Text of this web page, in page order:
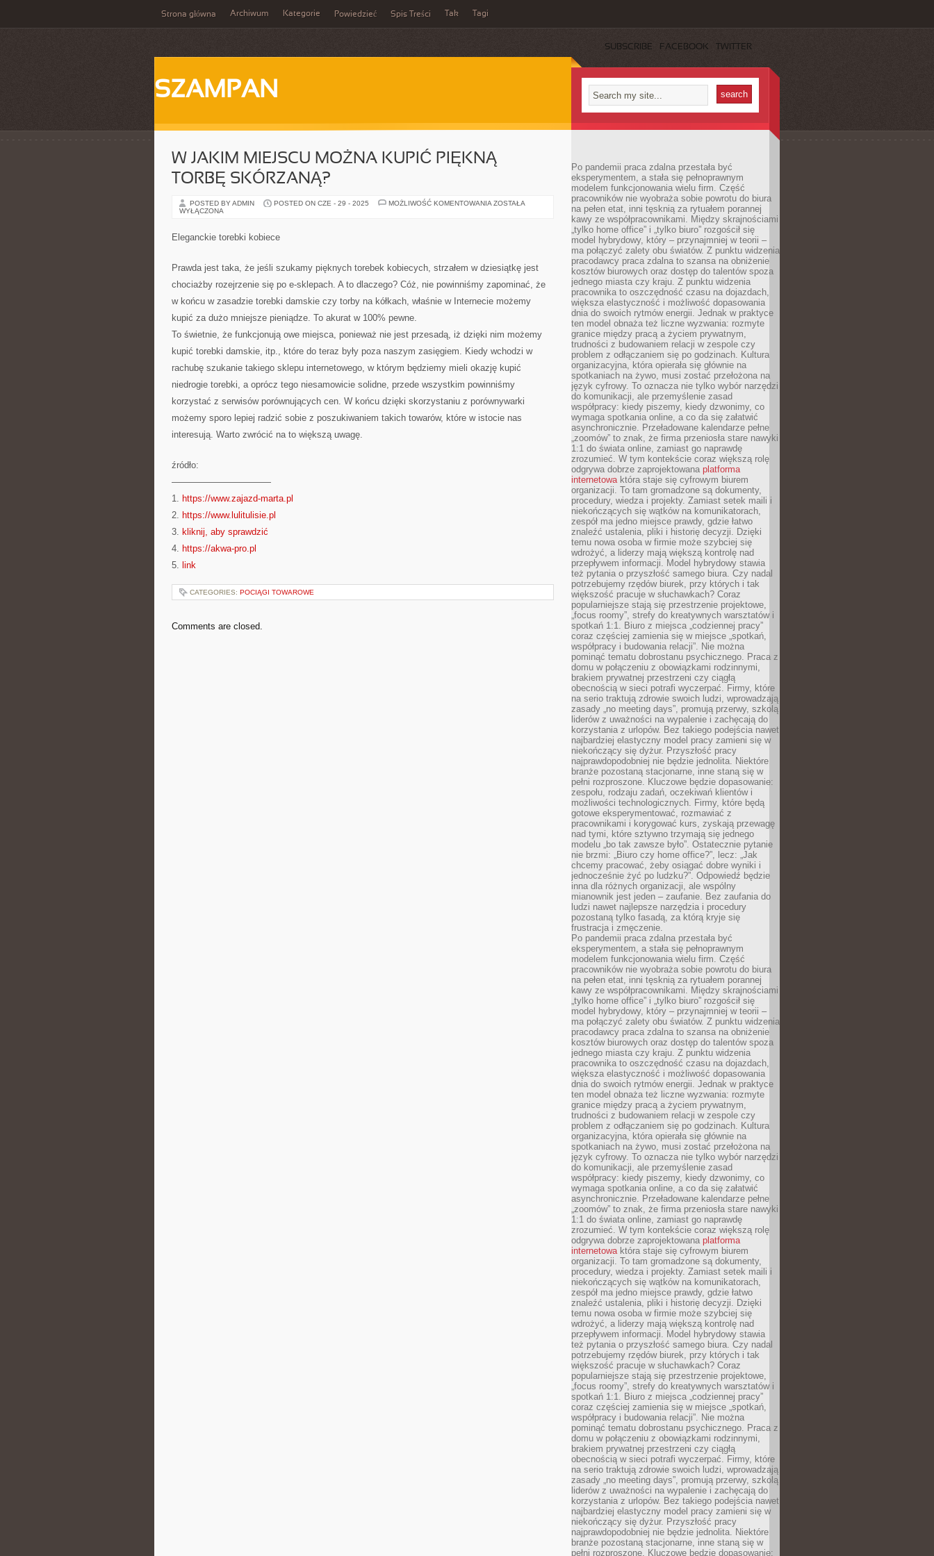
Strona główna Archiwum Kategorie Powiedzieć Spis Treści Tak Tagi
SUBSCRIBE FACEBOOK TWITTER
SZAMPAN
W JAKIM MIEJSCU MOŻNA KUPIĆ PIĘKNĄ
TORBĘ SKÓRZANĄ?
POSTED BY ADMIN POSTED ON CZE - 29 - 2025 MOŻLIWOŚĆ KOMENTOWANIA W
ZOSTAŁA
WYŁĄCZONA
Eleganckie torebki kobiece
Prawda jest taka, że jeśli szukamy pięknych torebek kobiecych, strzałem w dziesiątkę jest
chociażby rozejrzenie się po e-sklepach. A to dlaczego? Cóż, nie powinniśmy zapominać, że
w końcu w zasadzie torebki damskie czy torby na kółkach, właśnie w Internecie możemy
kupić za dużo mniejsze pieniądze. To akurat w 100% pewne.
To świetnie, że funkcjonują owe miejsca, ponieważ nie jest przesadą, iż dzięki nim możemy
kupić torebki damskie, itp., które do teraz były poza naszym zasięgiem. Kiedy wchodzi w
rachubę szukanie takiego sklepu internetowego, w którym będziemy mieli okazję kupić
niedrogie torebki, a oprócz tego niesamowicie solidne, przede wszystkim powinniśmy
korzystać z serwisów porównujących cen. W końcu dzięki skorzystaniu z porównywarki
możemy sporo lepiej radzić sobie z poszukiwaniem takich towarów, które w istocie nas
interesują. Warto zwrócić na to większą uwagę.
źródło:
———————————
1. https://www.zajazd-marta.pl
2. https://www.lulitulisie.pl
3. kliknij, aby sprawdzić
4. https://akwa-pro.pl
5. link
CATEGORIES: POCIĄGI TOWAROWE
Comments are closed.
Po pandemii praca zdalna przestała być
eksperymentem, a stała się pełnoprawnym
modelem funkcjonowania wielu firm. Część
pracowników nie wyobraża sobie powrotu do biura
na pełen etat, inni tęsknią za rytuałem porannej
kawy ze współpracownikami. Między skrajnościami
„tylko home office” i „tylko biuro” rozgościł się
model hybrydowy, który – przynajmniej w teorii –
ma połączyć zalety obu światów. Z punktu widzenia
pracodawcy praca zdalna to szansa na obniżenie
kosztów biurowych oraz dostęp do talentów spoza
jednego miasta czy kraju. Z punktu widzenia
pracownika to oszczędność czasu na dojazdach,
większa elastyczność i możliwość dopasowania
dnia do swoich rytmów energii. Jednak w praktyce
ten model obnaża też liczne wyzwania: rozmyte
granice między pracą a życiem prywatnym,
trudności z budowaniem relacji w zespole czy
problem z odłączaniem się po godzinach. Kultura
organizacyjna, która opierała się głównie na
spotkaniach na żywo, musi zostać przełożona na
język cyfrowy. To oznacza nie tylko wybór narzędzi
do komunikacji, ale przemyślenie zasad
współpracy: kiedy piszemy, kiedy dzwonimy, co
wymaga spotkania online, a co da się załatwić
asynchronicznie. Przeładowane kalendarze pełne
„zoomów” to znak, że firma przeniosła stare nawyki
1:1 do świata online, zamiast go naprawdę
zrozumieć. W tym kontekście coraz większą rolę
odgrywa dobrze zaprojektowana platforma
internetowaktóra staje się cyfrowym biurem
organizacji. To tam gromadzone są dokumenty,
procedury, wiedza i projekty. Zamiast setek maili i
niekończących się wątków na komunikatorach,
zespół ma jedno miejsce prawdy, gdzie łatwo
znaleźć ustalenia, pliki i historię decyzji. Dzięki
temu nowa osoba w firmie może szybciej się
wdrożyć, a liderzy mają większą kontrolę nad
przepływem informacji. Model hybrydowy stawia
też pytania o przyszłość samego biura. Czy nadal
potrzebujemy rzędów biurek, przy których i tak
większość pracuje w słuchawkach? Coraz
popularniejsze stają się przestrzenie projektowe,
„focus roomy”, strefy do kreatywnych warsztatów i
spotkań 1:1. Biuro z miejsca „codziennej pracy”
coraz częściej zamienia się w miejsce „spotkań,
współpracy i budowania relacji”. Nie można
pominąć tematu dobrostanu psychicznego. Praca z
domu w połączeniu z obowiązkami rodzinnymi,
brakiem prywatnej przestrzeni czy ciągłą
obecnością w sieci potrafi wyczerpać. Firmy, które
na serio traktują zdrowie swoich ludzi, wprowadzają
zasady „no meeting days”, promują przerwy, szkolą
liderów z uważności na wypalenie i zachęcają do
korzystania z urlopów. Bez takiego podejścia nawet
najbardziej elastyczny model pracy zamieni się w
niekończący się dyżur. Przyszłość pracy
najprawdopodobniej nie będzie jednolita. Niektóre
branże pozostaną stacjonarne, inne staną się w
pełni rozproszone. Kluczowe będzie dopasowanie:
zespołu, rodzaju zadań, oczekiwań klientów i
możliwości technologicznych. Firmy, które będą
gotowe eksperymentować, rozmawiać z
pracownikami i korygować kurs, zyskają przewagę
nad tymi, które sztywno trzymają się jednego
modelu „bo tak zawsze było”. Ostatecznie pytanie
nie brzmi: „Biuro czy home office?”, lecz: „Jak
chcemy pracować, żeby osiągać dobre wyniki i
jednocześnie żyć po ludzku?”. Odpowiedź będzie
inna dla różnych organizacji, ale wspólny
mianownik jest jeden – zaufanie. Bez zaufania do
ludzi nawet najlepsze narzędzia i procedury
pozostaną tylko fasadą, za którą kryje się
frustracja i zmęczenie.
Po pandemii praca zdalna przestała być
eksperymentem, a stała się pełnoprawnym
modelem funkcjonowania wielu firm. Część
pracowników nie wyobraża sobie powrotu do biura
na pełen etat, inni tęsknią za rytuałem porannej
kawy ze współpracownikami. Między skrajnościami
„tylko home office” i „tylko biuro” rozgościł się
model hybrydowy, który – przynajmniej w teorii –
ma połączyć zalety obu światów. Z punktu widzenia
pracodawcy praca zdalna to szansa na obniżenie
kosztów biurowych oraz dostęp do talentów spoza
jednego miasta czy kraju. Z punktu widzenia
pracownika to oszczędność czasu na dojazdach,
większa elastyczność i możliwość dopasowania
dnia do swoich rytmów energii. Jednak w praktyce
ten model obnaża też liczne wyzwania: rozmyte
granice między pracą a życiem prywatnym,
trudności z budowaniem relacji w zespole czy
problem z odłączaniem się po godzinach. Kultura
organizacyjna, która opierała się głównie na
spotkaniach na żywo, musi zostać przełożona na
język cyfrowy. To oznacza nie tylko wybór narzędzi
do komunikacji, ale przemyślenie zasad
współpracy: kiedy piszemy, kiedy dzwonimy, co
wymaga spotkania online, a co da się załatwić
asynchronicznie. Przeładowane kalendarze pełne
„zoomów” to znak, że firma przeniosła stare nawyki
1:1 do świata online, zamiast go naprawdę
zrozumieć. W tym kontekście coraz większą rolę
odgrywa dobrze zaprojektowana platforma
internetowaktóra staje się cyfrowym biurem
organizacji. To tam gromadzone są dokumenty,
procedury, wiedza i projekty. Zamiast setek maili i
niekończących się wątków na komunikatorach,
zespół ma jedno miejsce prawdy, gdzie łatwo
znaleźć ustalenia, pliki i historię decyzji. Dzięki
temu nowa osoba w firmie może szybciej się
wdrożyć, a liderzy mają większą kontrolę nad
przepływem informacji. Model hybrydowy stawia
też pytania o przyszłość samego biura. Czy nadal
potrzebujemy rzędów biurek, przy których i tak
większość pracuje w słuchawkach? Coraz
popularniejsze stają się przestrzenie projektowe,
„focus roomy”, strefy do kreatywnych warsztatów i
spotkań 1:1. Biuro z miejsca „codziennej pracy”
coraz częściej zamienia się w miejsce „spotkań,
współpracy i budowania relacji”. Nie można
pominąć tematu dobrostanu psychicznego. Praca z
domu w połączeniu z obowiązkami rodzinnymi,
brakiem prywatnej przestrzeni czy ciągłą
obecnością w sieci potrafi wyczerpać. Firmy, które
na serio traktują zdrowie swoich ludzi, wprowadzają
zasady „no meeting days”, promują przerwy, szkolą
liderów z uważności na wypalenie i zachęcają do
korzystania z urlopów. Bez takiego podejścia nawet
najbardziej elastyczny model pracy zamieni się w
niekończący się dyżur. Przyszłość pracy
najprawdopodobniej nie będzie jednolita. Niektóre
branże pozostaną stacjonarne, inne staną się w
pełni rozproszone. Kluczowe będzie dopasowanie: